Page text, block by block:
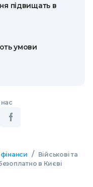
підвищать в
умови
/
Військові та
в Києві